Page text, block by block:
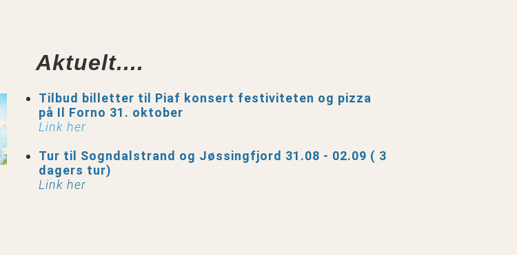
Aktuelt....
Tilbud billetter til Piaf konsert festiviteten og pizza
på Il Forno 31. oktober
Link her
Tur til Sogndalstrand og Jøssingfjord 31.08 - 02.09 ( 3
dagers tur)
Link her